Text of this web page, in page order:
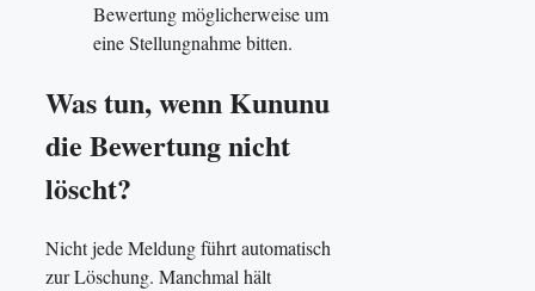
Bewertung möglicherweise um
eine Stellungnahme bitten.
Was tun, wenn Kununu
die Bewertung nicht
löscht?
Nicht jede Meldung führt automatisch
zur Löschung. Manchmal hält